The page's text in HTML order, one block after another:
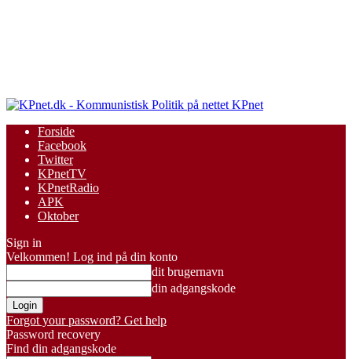
KPnet
Forside
Facebook
Twitter
KPnetTV
KPnetRadio
APK
Oktober
Sign in
Velkommen! Log ind på din konto
dit brugernavn
din adgangskode
Forgot your password? Get help
Password recovery
Find din adgangskode